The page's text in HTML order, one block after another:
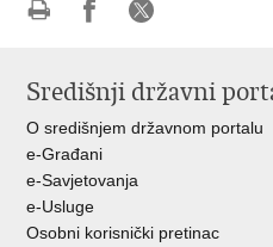
Facebooku
X-
Središnji državni
O središnjem državnom portalu
e-Građani
e-Savjetovanja
e-Usluge
Osobni korisnički pretinac